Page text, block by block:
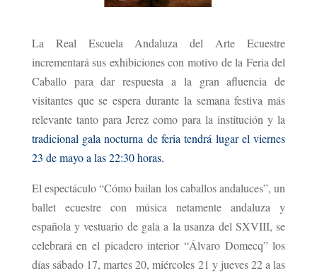
La Real Escuela Andaluza del Arte Ecuestre
incrementará sus exhibiciones con motivo de la Feria del
Caballo para dar respuesta a la gran afluencia de
visitantes que se espera durante la semana festiva más
relevante tanto para Jerez como para la institución y la
tradicional gala nocturna de feria tendrá lugar el viernes
23 de mayo a las 22:30 horas.
El espectáculo “Cómo bailan los caballos andaluces”, un
ballet ecuestre con música netamente andaluza y
española y vestuario de gala a la usanza del SXVIII, se
celebrará en el picadero interior “Álvaro Domecq” los
días sábado 17, martes 20, miércoles 21 y jueves 22 a las